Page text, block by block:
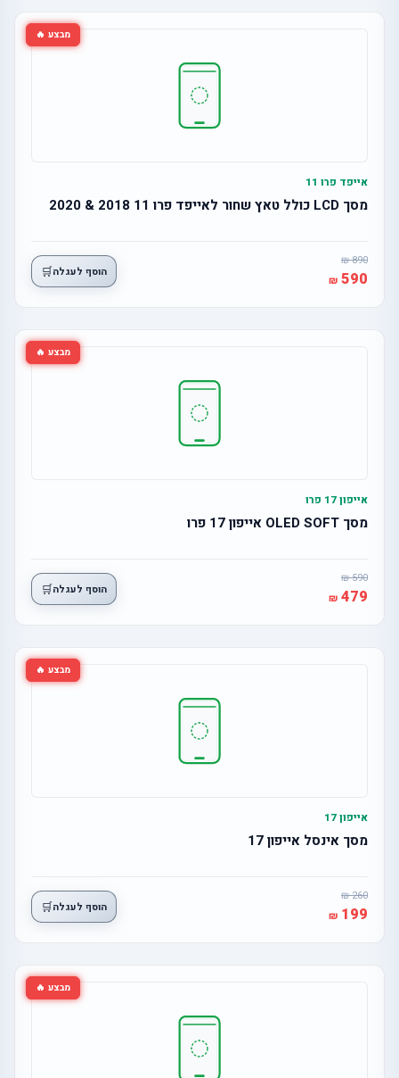
מבצע 🔥
אייפד פרו 11
מסך LCD כולל טאץ שחור לאייפד פרו 11 2018 & 2020
890
590 הוסף לעגלה🛒
מבצע 🔥
אייפון 17 פרו
מסך OLED SOFT אייפון 17 פרו
590
479 הוסף לעגלה🛒
מבצע 🔥
אייפון 17
מסך אינסל אייפון 17
260
199 הוסף לעגלה🛒
מבצע 🔥